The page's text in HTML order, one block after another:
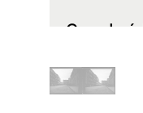
Fecha